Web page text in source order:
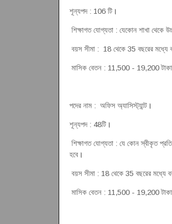
শূন্যপদ : 106 টি।
শিক্ষাগত যোগ্যতা : যেকোন শাখা থেকে
বয়স সীমা : 18 থেকে 35 বছরের মধ্যে
মাসিক বেতন : 11,500 - 19,200 টাকা
পদের নাম : অফিস অ্যাসিস্ট্যান্ট।
শূন্যপদ : 48টি।
শিক্ষাগত যোগ্যতা : যে কোন স্বীকৃত
হবে।
বয়স সীমা : 18 থেকে 35 বছরের মধ্যে
মাসিক বেতন : 11,500 - 19,200 টাকা